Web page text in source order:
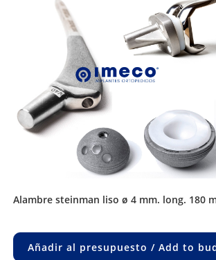
alambre steinman liso ø 4 mm. long. 180
Añadir al presupuesto / Add to